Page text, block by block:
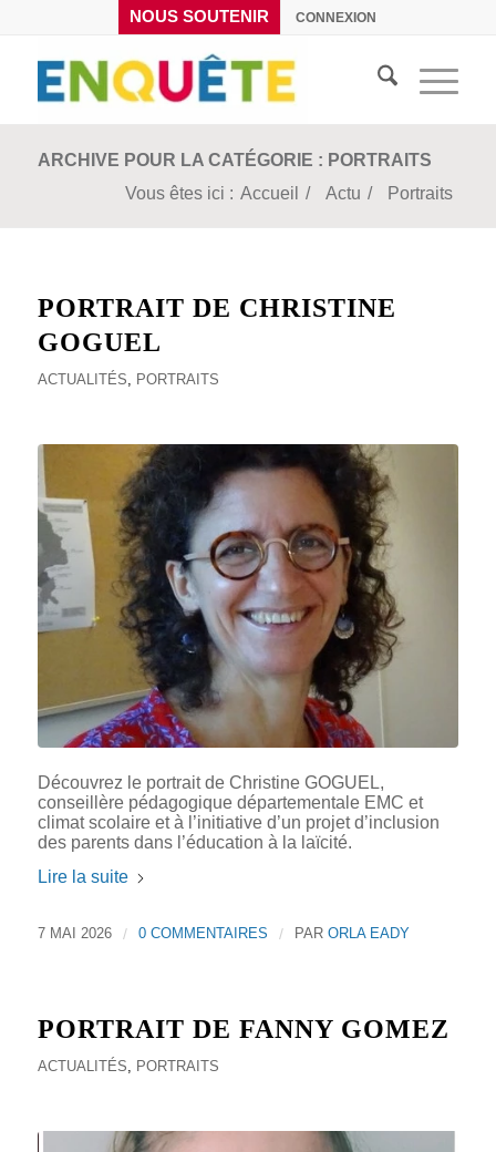
NOUS SOUTENIR CONNEXION
ARCHIVE POUR LA CATÉGORIE : PORTRAITS
Vous êtes ici : Accueil / Actu / Portraits
PORTRAIT DE CHRISTINE
GOGUEL
ACTUALITÉS, PORTRAITS
Découvrez le portrait de Christine GOGUEL,
conseillère pédagogique départementale EMC et
climat scolaire et à l’initiative d’un projet d’inclusion
des parents dans l’éducation à la laïcité.
Lire la suite
7 MAI 2026 / 0 COMMENTAIRES / PAR ORLA EADY
PORTRAIT DE FANNY GOMEZ
ACTUALITÉS PORTRAITS